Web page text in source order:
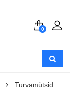
0
Turvamütsid